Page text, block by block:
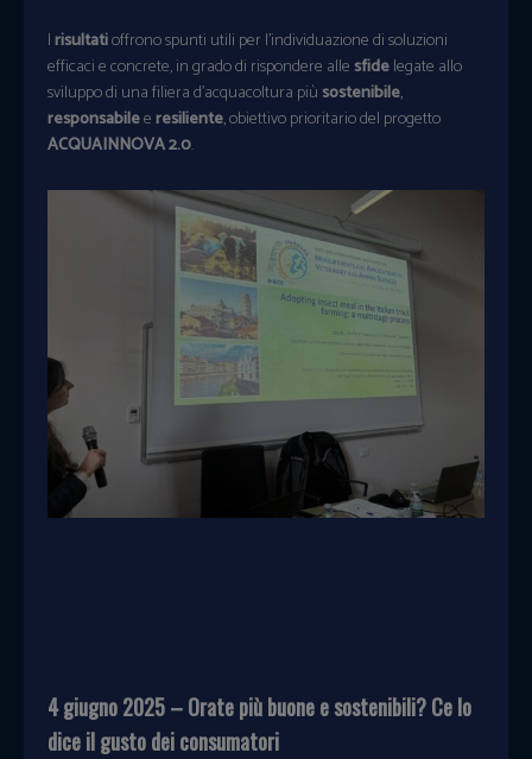
Irisultatioffrono spunti utili per l’individuazione di soluzioni
efficaci e concrete, in grado di rispondere allesfidelegate allo
sviluppo di una filiera d’acquacoltura piùsostenibile,
responsabileeresiliente, obiettivo prioritario del progetto
ACQUAINNOVA 2.0.
4 giugno 2025 – Orate più buone e sostenibili? Ce lo
dice il gusto dei consumatori